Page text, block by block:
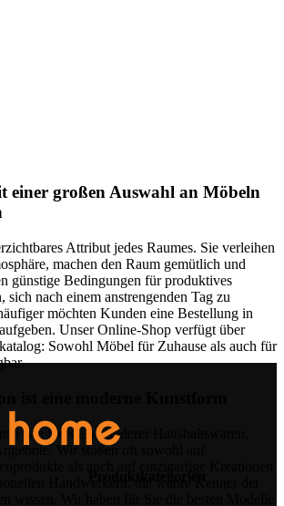
einer großen Auswahl an Möbeln
Attribut jedes Raumes. Sie verleihen
machen den Raum gemütlich und
günstige Bedingungen für produktives
sich nach einem anstrengenden Tag zu
möchten Kunden eine Bestellung in
Unser Online-Shop verfügt über
Sowohl Möbel für Zuhause als auch für
wie Hersteller anderer Haushaltswaren,
Wir stoßen oft sowohl auf